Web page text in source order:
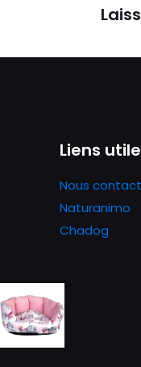
Liens
Nous
Naturanimo
Chadog